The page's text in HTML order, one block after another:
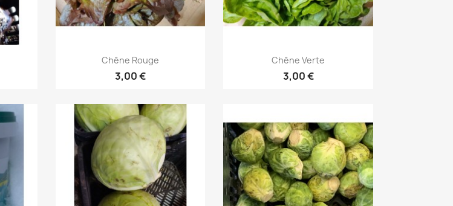
Aperçu rapide
Chêne Rouge
3,00 €
Aperçu rapide
Chêne Verte
3,00 €